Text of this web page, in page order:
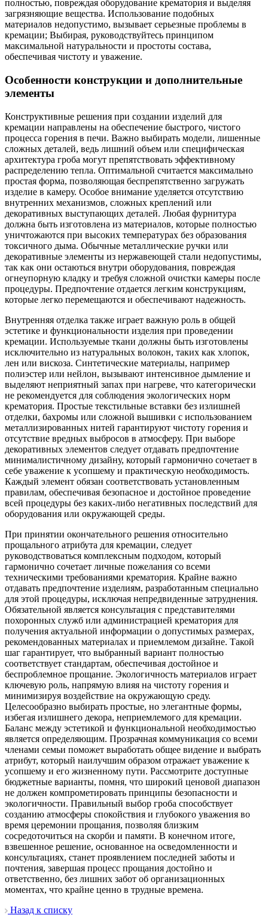
полностью, повреждая оборудование крематория и выделяя
загрязняющие вещества. Использование подобных
материалов недопустимо, вызывает серьезные проблемы в
кремации; Выбирая, руководствуйтесь принципом
максимальной натуральности и простоты состава,
обеспечивая чистоту и уважение.
Особенности конструкции и дополнительные
элементы
Конструктивные решения при создании изделий для
кремации направлены на обеспечение быстрого, чистого
процесса горения в печи. Важно выбирать модели, лишенные
сложных деталей, ведь лишний объем или специфическая
архитектура гроба могут препятствовать эффективному
распределению тепла. Оптимальной считается максимально
простая форма, позволяющая беспрепятственно загружать
изделие в камеру. Особое внимание уделяется отсутствию
внутренних механизмов, сложных креплений или
декоративных выступающих деталей. Любая фурнитура
должна быть изготовлена из материалов, которые полностью
уничтожаются при высоких температурах без образования
токсичного дыма. Обычные металлические ручки или
декоративные элементы из нержавеющей стали недопустимы,
так как они остаються внутри оборудования, повреждая
огнеупорную кладку и требуя сложной очистки камеры после
процедуры. Предпочтение отдается легким конструкциям,
которые легко перемещаются и обеспечивают надежность.
Внутренняя отделка также играет важную роль в общей
эстетике и функциональности изделия при проведении
кремации. Используемые ткани должны быть изготовлены
исключительно из натуральных волокон, таких как хлопок,
лен или вискоза. Синтетические материалы, например
полиэстер или нейлон, вызывают интенсивное дымление и
выделяют неприятный запах при нагреве, что категорически
не рекомендуется для соблюдения экологических норм
крематория. Простые текстильные вставки без излишней
отделки, бахромы или сложной вышивки с использованием
металлизированных нитей гарантируют чистоту горения и
отсутствие вредных выбросов в атмосферу. При выборе
декоративных элементов следует отдавать предпочтение
минималистичному дизайну, который гармонично сочетает в
себе уважение к усопшему и практическую необходимость.
Каждый элемент обязан соответствовать установленным
правилам, обеспечивая безопасное и достойное проведение
всей процедуры без каких-либо негативных последствий для
оборудования или окружающей среды.
При принятии окончательного решения относительно
прощального атрибута для кремации, следует
руководствоваться комплексным подходом, который
гармонично сочетает личные пожелания со всеми
техническими требованиями крематория. Крайне важно
отдавать предпочтение изделиям, разработанным специально
для этой процедуры, исключая непредвиденные затруднения.
Обязательной является консультация с представителями
похоронных служб или администрацией крематория для
получения актуальной информации о допустимых размерах,
рекомендованных материалах и приемлемом дизайне. Такой
шаг гарантирует, что выбранный вариант полностью
соответствует стандартам, обеспечивая достойное и
беспроблемное прощание. Экологичность материалов играет
ключевую роль, напрямую влияя на чистоту горения и
минимизируя воздействие на окружающую среду.
Целесообразно выбирать простые, но элегантные формы,
избегая излишнего декора, неприемлемого для кремации.
Баланс между эстетикой и функциональной необходимостью
является определяющим. Прозрачная коммуникация со всеми
членами семьи поможет выработать общее видение и выбрать
атрибут, который наилучшим образом отражает уважение к
усопшему и его жизненному пути. Рассмотрите доступные
бюджетные варианты, помня, что широкий ценовой диапазон
не должен компрометировать принципы безопасности и
экологичности. Правильный выбор гроба способствует
созданию атмосферы спокойствия и глубокого уважения во
время церемонии прощания, позволяя близким
сосредоточиться на скорби и памяти. В конечном итоге,
взвешенное решение, основанное на осведомленности и
консультациях, станет проявлением последней заботы и
почтения, завершая процесс прощания достойно и
ответственно, без лишних забот об организационных
моментах, что крайне ценно в трудные времена.
Назад к списку